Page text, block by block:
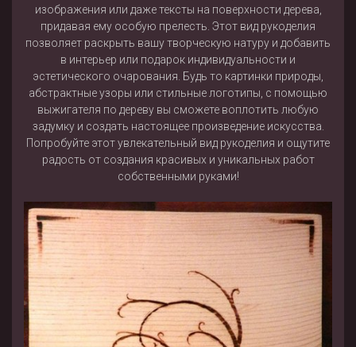
изображения или даже тексты на поверхности дерева,
придавая ему особую прелесть. Этот вид рукоделия
позволяет раскрыть вашу творческую натуру и добавить
в интерьер или подарок индивидуальности и
эстетического очарования. Будь то картинки природы,
абстрактные узоры или стильные логотипы, с помощью
выжигателя по дереву вы сможете воплотить любую
задумку и создать настоящее произведение искусства.
Попробуйте этот увлекательный вид рукоделия и ощутите
радость от создания красивых и уникальных работ
собственными руками!